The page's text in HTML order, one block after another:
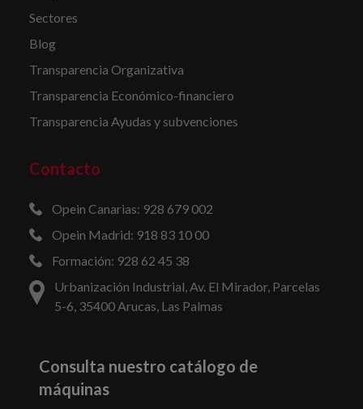
Sectores
Blog
Transparencia Organizativa
Transparencia Económico-financiero
Transparencia Ayudas y subvenciones
Contacto
Opein Canarias: 928 679 002
Opein Madrid: 918 83 10 00
Formación: 928 62 45 38
Urbanización Industrial, Av. El Mirador, Parcelas
5-6, 35400 Arucas, Las Palmas
Consulta nuestro catálogo de
máquinas